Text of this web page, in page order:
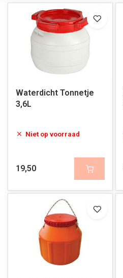
Waterdicht Tonnetje
3,6L
Niet op voorraad
19,50